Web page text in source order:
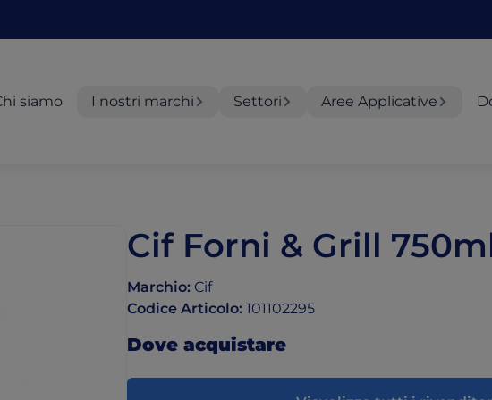
siamo I nostri marchi Settori Aree Applicative
Cif Forni & Grill
Marchio: Cif
Codice Articolo: 101102295
Dove acquistare